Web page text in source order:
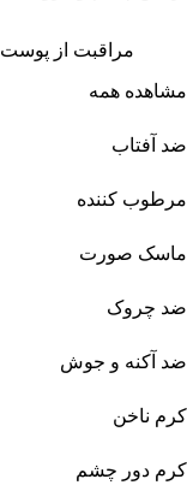
مراقبت از پوست
مشاهده همه
ضد آفتاب
مرطوب کننده
ماسک صورت
ضد چروک
ضد آکنه و جوش
کرم ناخن
کرم دور چشم